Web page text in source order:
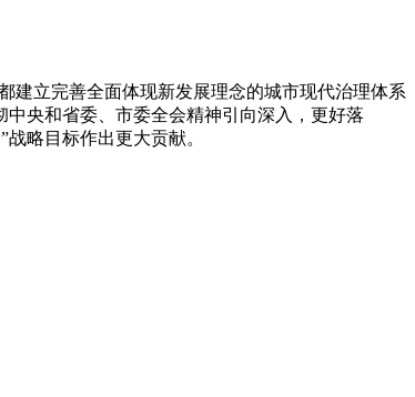
建立完善全面体现新发展理念的城市现代治理体系
央和省委、市委全会精神引向深入，更好落
略目标作出更大贡献。